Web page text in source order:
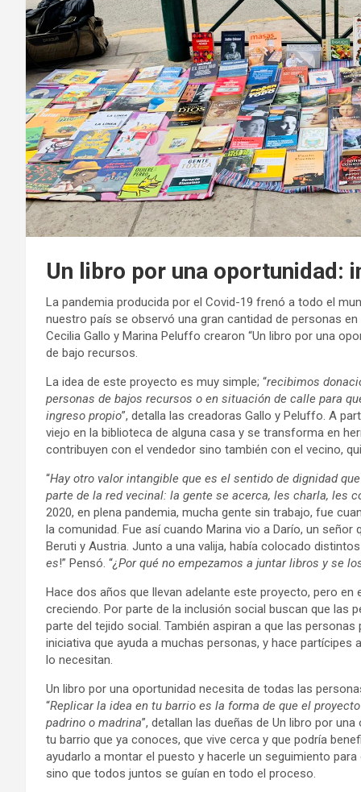
Un libro por una oportunidad:
La pandemia producida por el Covid-19 frenó a todo el
nuestro país se observó una gran cantidad de personas
Cecilia Gallo y Marina Peluffo crearon “Un libro por una
de bajo recursos.
La idea de este proyecto es muy simple; “recibimos
personas de bajos recursos o en situación de calle para
ingreso propio”, detalla las creadoras Gallo y Peluffo. A
viejo en la biblioteca de alguna casa y se transforma en
contribuyen con el vendedor sino también con el vecino,
“Hay otro valor intangible que es el sentido de dignidad
parte de la red vecinal: la gente se acerca, les charla, les
2020, en plena pandemia, mucha gente sin trabajo, fue
la comunidad. Fue así cuando Marina vio a Darío, un
Beruti y Austria. Junto a una valija, había colocado
es!” Pensó. “¿Por qué no empezamos a juntar libros y se
Hace dos años que llevan adelante este proyecto, pero
creciendo. Por parte de la inclusión social buscan que las
parte del tejido social. También aspiran a que las
iniciativa que ayuda a muchas personas, y hace
lo necesitan.
Un libro por una oportunidad necesita de todas las
“Replicar la idea en tu barrio es la forma de que el
padrino o madrina”, detallan las dueñas de Un libro por
tu barrio que ya conoces, que vive cerca y que podría
ayudarlo a montar el puesto y hacerle un seguimiento
sino que todos juntos se guían en todo el proceso.